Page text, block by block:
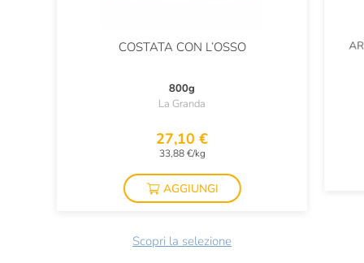
COSTATA CON L’OSSO
800g
La Granda
27,10 €
33,88 €/kg
AGGIUNGI
Scopri la selezione